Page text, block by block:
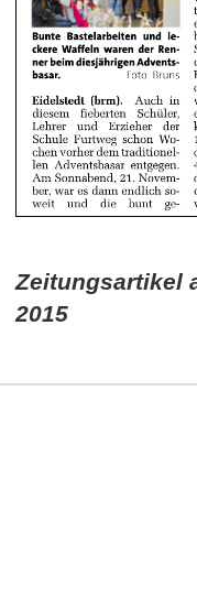
Zeitungsartikel
2015